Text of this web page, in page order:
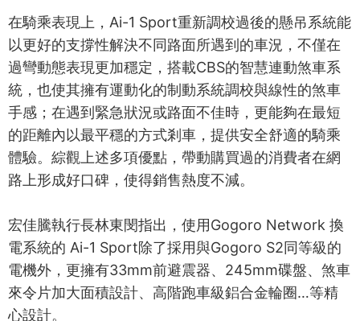
在騎乘表現上，Ai-1 Sport重新調校過後的懸吊系統能
以更好的支撐性解決不同路面所遇到的車況，不僅在
過彎動態表現更加穩定，搭載CBS的智慧連動煞車系
統，也使其擁有運動化的制動系統調校與線性的煞車
手感；在遇到緊急狀況或路面不佳時，更能夠在最短
的距離內以最平穩的方式剎車，提供安全舒適的騎乘
體驗。綜觀上述多項優點，帶動購買過的消費者在網
路上形成好口碑，使得銷售熱度不減。
宏佳騰執行長林東閔指出，使用Gogoro Network 換
電系統的 Ai-1 Sport除了採用與Gogoro S2同等級的
電機外，更擁有33mm前避震器、245mm碟盤、煞車
來令片加大面積設計、高階跑車級鋁合金輪圈…等精
心設計。